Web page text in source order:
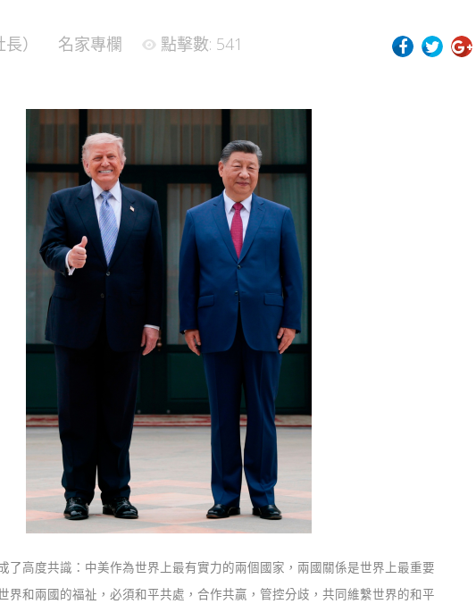
） 名家專欄 點擊數: 541
了高度共識：中美作為世界上最有實力的兩個國家，兩國關係是世界上最重要
界和兩國的福祉，必須和平共處，合作共贏，管控分歧，共同維繫世界的和平